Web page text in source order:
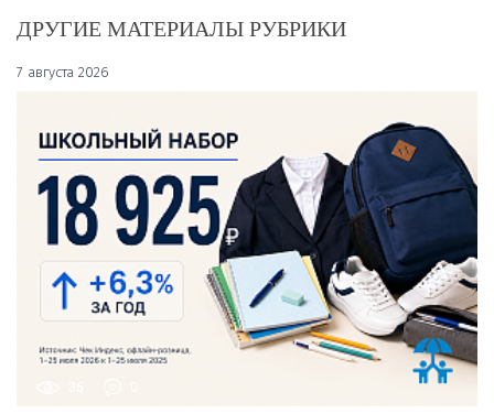
ДРУГИЕ МАТЕРИАЛЫ РУБРИКИ
7 августа 2026